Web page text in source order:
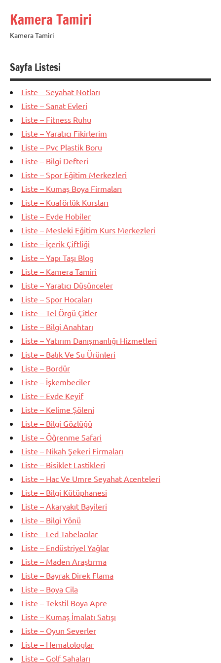
Kamera Tamiri
Kamera Tamiri
Sayfa Listesi
Liste – Seyahat Notları
Liste – Sanat Evleri
Liste – Fitness Ruhu
Liste – Yaratıcı Fikirlerim
Liste – Pvc Plastik Boru
Liste – Bilgi Defteri
Liste – Spor Eğitim Merkezleri
Liste – Kumaş Boya Firmaları
Liste – Kuaförlük Kursları
Liste – Evde Hobiler
Liste – Mesleki Eğitim Kurs Merkezleri
Liste – İçerik Çiftliği
Liste – Yapı Taşı Blog
Liste – Kamera Tamiri
Liste – Yaratıcı Düşünceler
Liste – Spor Hocaları
Liste – Tel Örgü Çitler
Liste – Bilgi Anahtarı
Liste – Yatırım Danışmanlığı Hizmetleri
Liste – Balık Ve Su Ürünleri
Liste – Bordür
Liste – İşkembeciler
Liste – Evde Keyif
Liste – Kelime Şöleni
Liste – Bilgi Gözlüğü
Liste – Öğrenme Safari
Liste – Nikah Şekeri Firmaları
Liste – Bisiklet Lastikleri
Liste – Hac Ve Umre Seyahat Acenteleri
Liste – Bilgi Kütüphanesi
Liste – Akaryakıt Bayileri
Liste – Bilgi Yönü
Liste – Led Tabelacılar
Liste – Endüstriyel Yağlar
Liste – Maden Araştırma
Liste – Bayrak Direk Flama
Liste – Boya Cila
Liste – Tekstil Boya Apre
Liste – Kumaş İmalatı Satışı
Liste – Oyun Severler
Liste – Hematologlar
Liste – Golf Sahaları